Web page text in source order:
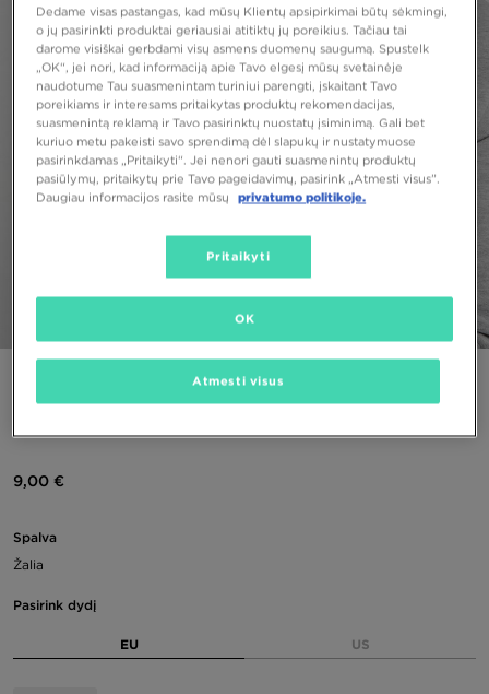
PUIKUS PASIŪLYMAS
9,00 €
Spalva
Žalia
Pasirink dydį
EU US
Dedame visas pastangas, kad mūsų Klientų apsipirkimai būtų sėkmingi,
o jų pasirinkti produktai geriausiai atitiktų jų poreikius. Tačiau tai
darome visiškai gerbdami visų asmens duomenų saugumą. Spustelk
„OK“, jei nori, kad informaciją apie Tavo elgesį mūsų svetainėje
naudotume Tau suasmenintam turiniui parengti, įskaitant Tavo
poreikiams ir interesams pritaikytas produktų rekomendacijas,
suasmenintą reklamą ir Tavo pasirinktų nuostatų įsiminimą. Gali bet
kuriuo metu pakeisti savo sprendimą dėl slapukų ir nustatymuose
pasirinkdamas „Pritaikyti“. Jei nenori gauti suasmenintų produktų
pasiūlymų, pritaikytų prie Tavo pageidavimų, pasirink „Atmesti visus”.
Daugiau informacijos rasite mūsų
privatumo politikoje.
Pritaikyti
Atmesti visus
OK